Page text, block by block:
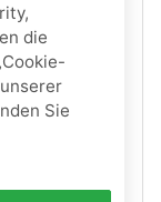
die
Sie